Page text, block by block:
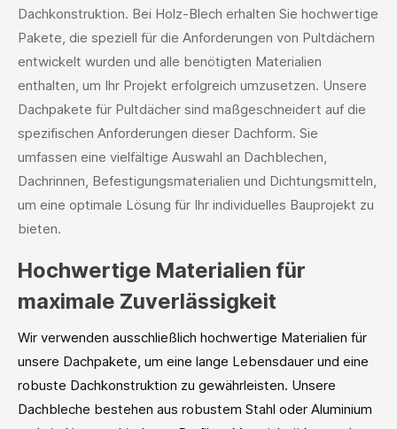
Dachkonstruktion. Bei Holz-Blech erhalten Sie hochwertige
Pakete, die speziell für die Anforderungen von Pultdächern
entwickelt wurden und alle benötigten Materialien
enthalten, um Ihr Projekt erfolgreich umzusetzen. Unsere
Dachpakete für Pultdächer sind maßgeschneidert auf die
spezifischen Anforderungen dieser Dachform. Sie
umfassen eine vielfältige Auswahl an Dachblechen,
Dachrinnen, Befestigungsmaterialien und Dichtungsmitteln,
um eine optimale Lösung für Ihr individuelles Bauprojekt zu
bieten.
Hochwertige Materialien für
maximale Zuverlässigkeit
Wir verwenden ausschließlich hochwertige Materialien für
unsere Dachpakete, um eine lange Lebensdauer und eine
robuste Dachkonstruktion zu gewährleisten. Unsere
Dachbleche bestehen aus robustem Stahl oder Aluminium